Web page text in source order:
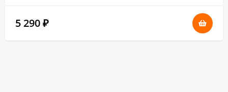
5 290 ₽